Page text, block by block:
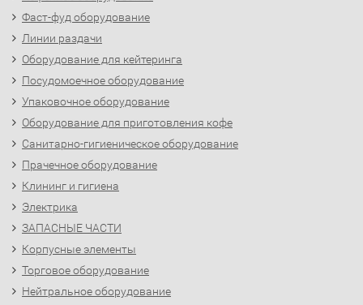
Фаст-фуд оборудование
Линии раздачи
Оборудование для кейтеринга
Посудомоечное оборудование
Упаковочное оборудование
Оборудование для приготовления кофе
Санитарно-гигиеническое оборудование
Прачечное оборудование
Клининг и гигиена
Электрика
ЗАПАСНЫЕ ЧАСТИ
Корпусные элементы
Торговое оборудование
Нейтральное оборудование